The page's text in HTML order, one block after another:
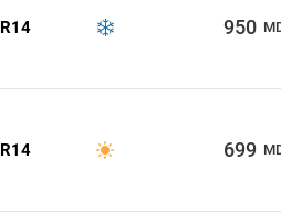
950
699